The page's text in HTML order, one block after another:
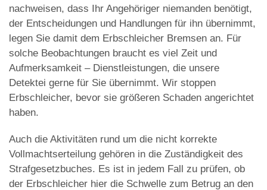
nachweisen, dass Ihr Angehöriger niemanden benötigt,
der Entscheidungen und Handlungen für ihn übernimmt,
legen Sie damit dem Erbschleicher Bremsen an. Für
solche Beobachtungen braucht es viel Zeit und
Aufmerksamkeit – Dienstleistungen, die unsere
Detektei gerne für Sie übernimmt. Wir stoppen
Erbschleicher, bevor sie größeren Schaden angerichtet
haben.
Auch die Aktivitäten rund um die nicht korrekte
Vollmachtserteilung gehören in die Zuständigkeit des
Strafgesetzbuches. Es ist in jedem Fall zu prüfen, ob
der Erbschleicher hier die Schwelle zum Betrug an den